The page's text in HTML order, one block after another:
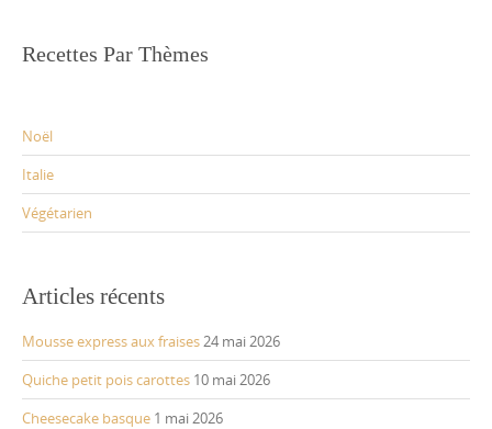
Recettes Par Thèmes
Noël
Italie
Végétarien
Articles récents
Mousse express aux fraises24 mai 2026
Quiche petit pois carottes 10 mai 2026
Cheesecake basque 1 mai 2026